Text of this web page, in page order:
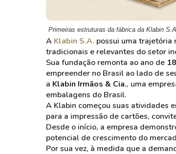
Primeiras estruturas da fábrica da Klabin
A Klabin S.A. possui uma trajetória
tradicionais e relevantes do setor
Sua fundação remonta ao ano de
empreender no Brasil ao lado de
a Klabin Irmãos & Cia., uma
embalagens do Brasil.
A Klabin começou suas atividades
para a impressão de cartões,
Desde o início, a empresa
potencial de crescimento do
Por sua vez, à medida que a